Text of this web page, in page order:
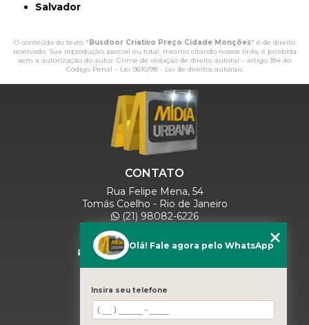
Salvador
O conteúdo do texto " Busdoor Criativo Preço Cidade Monções" é de direito
reservado. Sua reprodução, parcial ou total, mesmo citando nossos links, é proibida
sem a autorização do autor. Crime de violação de direito autoral – artigo 184 do
Código Penal – Lei 9610/98 - Lei de direitos autorais.
CONTATO
Rua Felipe Mena, 54
Tomás Coelho - Rio de Janeiro
(21) 98082-6226
(21) 97280-9600
(11) 93071-5918
comercialmidiaurbana@gmail.com
Olá! Fale agora pelo WhatsApp
Insira seu telefone